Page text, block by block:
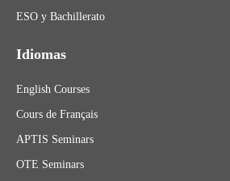
ESO y Bachillerato
Idiomas
English Courses
Cours de Français
APTIS Seminars
OTE Seminars